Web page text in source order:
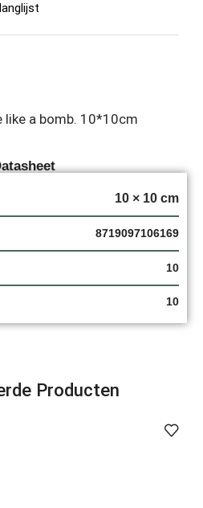
a bomb. 10*10cm
10 × 10 cm
8719097106169
10
10
Producten